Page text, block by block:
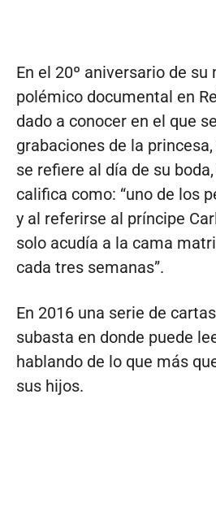
En el 20º aniversario de su
polémico documental en
dado a conocer en el que
grabaciones de la
se refiere al día de su
califica como: “uno de los
y al referirse al príncipe
solo acudía a la cama
cada tres semanas”.
En 2016 una serie de
subasta en donde puede
hablando de lo que más
sus hijos.